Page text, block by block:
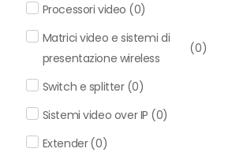
Processori video (0)
Matrici video e sistemi di
presentazione wireless
(0)
Switch e splitter (0)
Sistemi video over IP (0)
Extender(0)